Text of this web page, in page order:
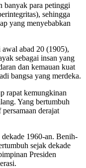
banyak para petinggi
sehingga
yang menyebabkan
awal abad 20 (1905),
sebagai insan yang
dan kemauan kuat
bangsa yang merdeka.
rapat kemungkinan
Yang bertumbuh
derajat
dekade 1960-an. Benih-
sejak dekade
Presiden